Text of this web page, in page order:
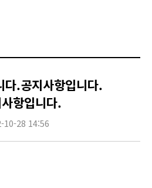
다.공지사항입니다.
항입니다.
10-28 14:56